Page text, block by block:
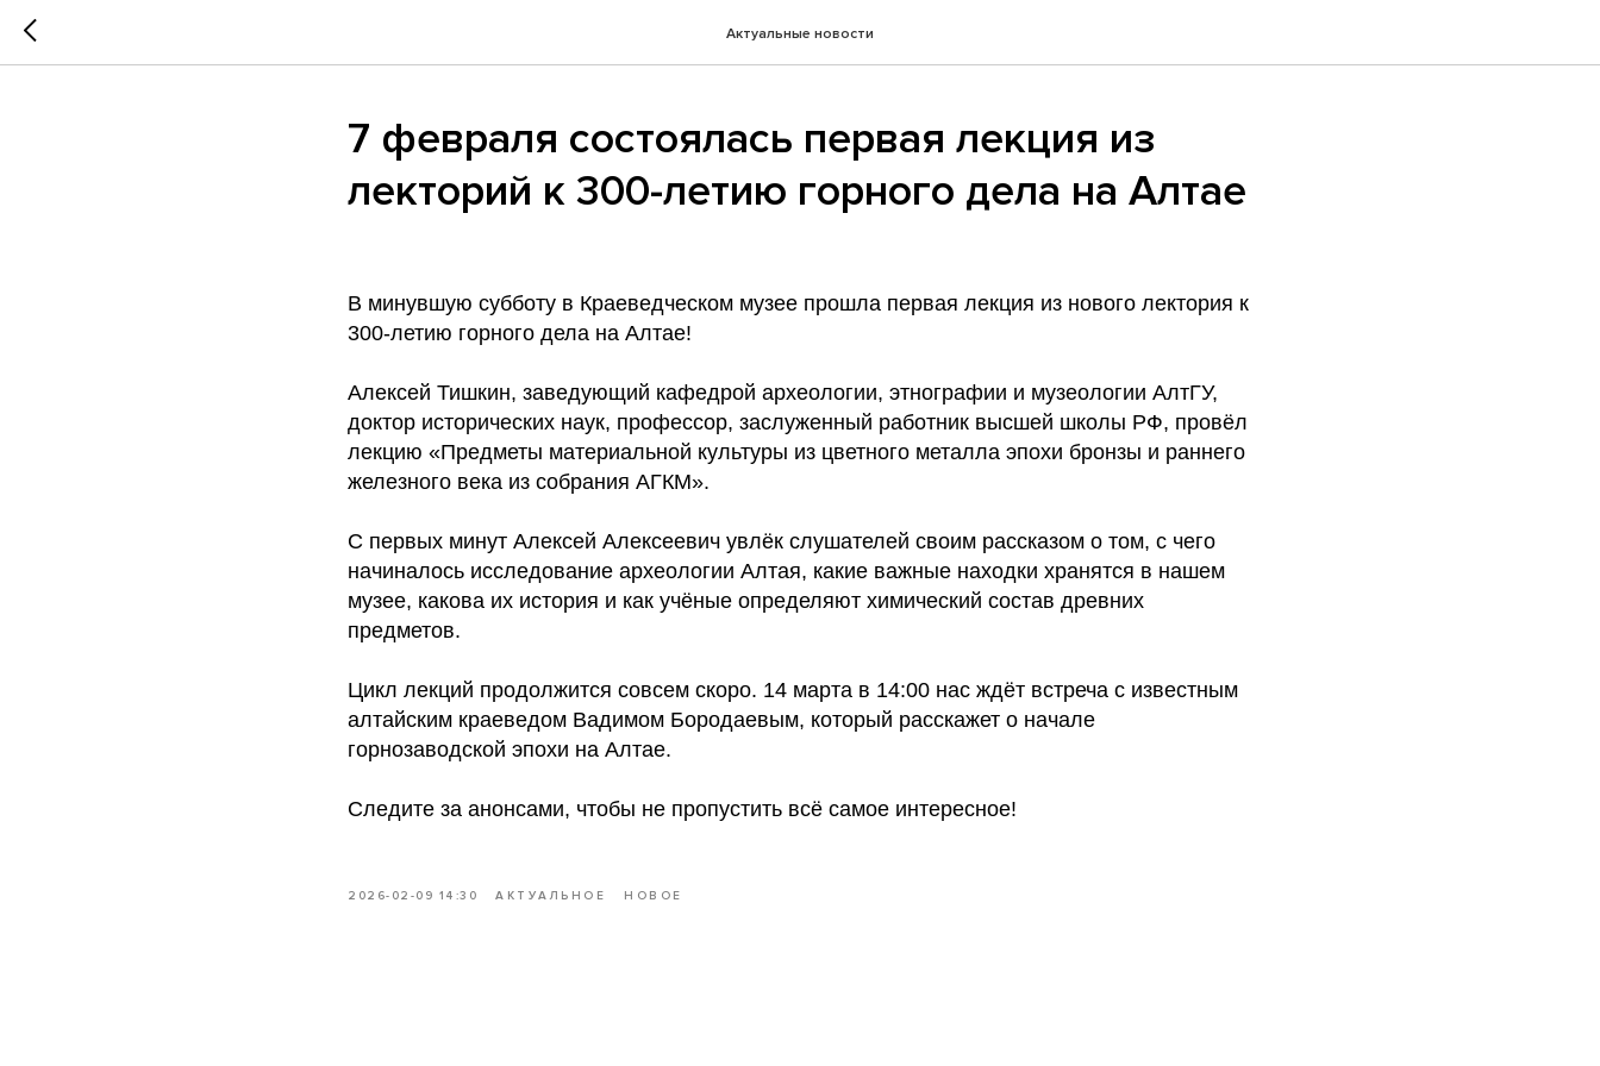
Актуальные новости
7 февраля состоялась первая лекция из
лекторий к 300-летию горного дела на Алтае
В минувшую субботу в Краеведческом музее прошла первая лекция из нового лектория к
300-летию горного дела на Алтае!
Алексей Тишкин, заведующий кафедрой археологии, этнографии и музеологии АлтГУ,
доктор исторических наук, профессор, заслуженный работник высшей школы РФ, провёл
лекцию «Предметы материальной культуры из цветного металла эпохи бронзы и раннего
железного века из собрания АГКМ».
С первых минут Алексей Алексеевич увлёк слушателей своим рассказом о том, с чего
начиналось исследование археологии Алтая, какие важные находки хранятся в нашем
музее, какова их история и как учёные определяют химический состав древних
предметов.
Цикл лекций продолжится совсем скоро. 14 марта в 14:00 нас ждёт встреча с известным
алтайским краеведом Вадимом Бородаевым, который расскажет о начале
горнозаводской эпохи на Алтае.
Следите за анонсами, чтобы не пропустить всё самое интересное!
2026-02-09 14:30 АКТУАЛЬНОЕ НОВОЕ